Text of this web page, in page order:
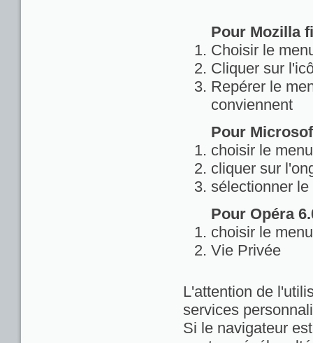
Pour Mozilla
Choisir le
Cliquer sur
Repérer le
conviennent
Pour
choisir le
cliquer sur
sélectionner
Pour Opéra
choisir le
Vie Privée
L'attention de
services
Si le navigateur